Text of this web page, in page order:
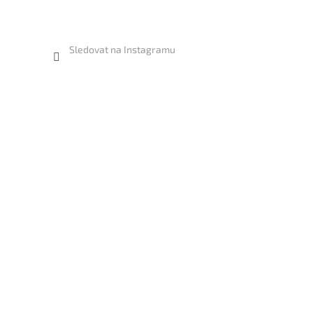
Sledovat na Instagramu